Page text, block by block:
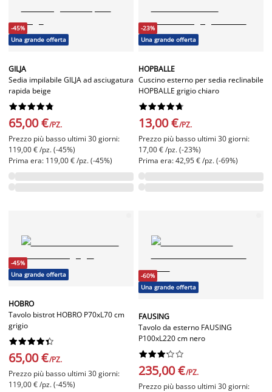
-45%
Una grande offerta
GILJA
Sedia impilabile GILJA ad asciugatura
rapida beige






65,00 €/PZ.
Prezzo più basso ultimi 30 giorni:
119,00 € /pz. (-45%)
Prima era: 119,00 € /pz. (-45%)
-23%
Una grande offerta
HOPBALLE
Cuscino esterno per sedia reclinabile
HOPBALLE grigio chiaro






13,00 €/PZ.
Prezzo più basso ultimi 30 giorni:
17,00 € /pz. (-23%)
Prima era: 42,95 € /pz. (-69%)
-45%
Una grande offerta
HOBRO
Tavolo bistrot HOBRO P70xL70 cm
grigio






65,00 €/PZ.
Prezzo più basso ultimi 30 giorni:
119,00 € /pz. (-45%)
-60%
Una grande offerta
FAUSING
Tavolo da esterno FAUSING
P100xL220 cm nero






235,00 €/PZ.
Prezzo più basso ultimi 30 giorni: